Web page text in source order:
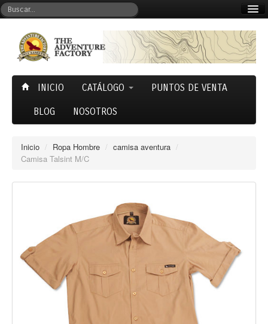
Carrito (0)
INICIO CATÁLOGO PUNTOS DE VENTA
BLOG NOSOTROS
Inicio / Ropa Hombre / camisa aventura /
Camisa Talsint M/C